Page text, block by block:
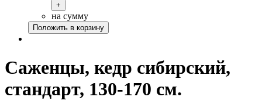
+
на сумму
Положить в корзину
Саженцы, кедр сибирский,
стандарт, 130-170 см.